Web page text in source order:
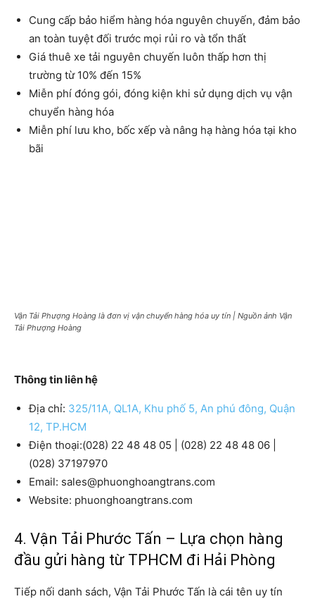
Cung cấp bảo hiểm hàng hóa nguyên chuyến, đảm bảo
an toàn tuyệt đối trước mọi rủi ro và tổn thất
Giá thuê xe tải nguyên chuyến luôn thấp hơn thị
trường từ 10% đến 15%
Miễn phí đóng gói, đóng kiện khi sử dụng dịch vụ vận
chuyển hàng hóa
Miễn phí lưu kho, bốc xếp và nâng hạ hàng hóa tại kho
bãi
Vận Tải Phượng Hoàng là đơn vị vận chuyển hàng hóa uy tín | Nguồn ảnh Vận
Tải Phượng Hoàng
Thông tin liên hệ
Địa chỉ: 325/11A, QL1A, Khu phố 5, An phú đông, Quận
12, TP.HCM
Điện thoại:(028) 22 48 48 05 | (028) 22 48 48 06 |
(028) 37197970
Email: sales@phuonghoangtrans.com
Website: phuonghoangtrans.com
4. Vận Tải Phước Tấn – Lựa chọn hàng
đầu gửi hàng từ TPHCM đi Hải Phòng
Tiếp nối danh sách, Vận Tải Phước Tấn là cái tên uy tín